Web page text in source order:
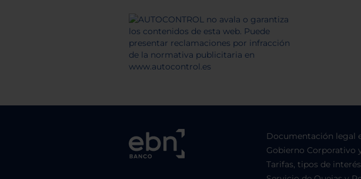
Documentación legal
Gobierno Corporativo
Tarifas, tipos de